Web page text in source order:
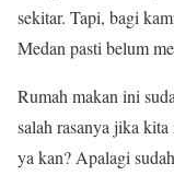
sekitar. Tapi, bagi
Medan pasti belum
Rumah makan ini
salah rasanya jika
ya kan? Apalagi